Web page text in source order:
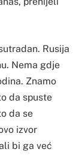
Rusija
Nema gdje
Znamo
da spuste
da se
izvor
bi ga već